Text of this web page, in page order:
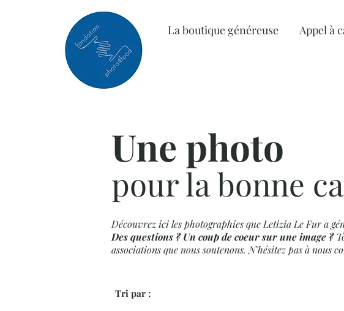
La boutique généreuse Appel à
Une photo
pour la bonne
Découvrez ici les photographies que Letizia Le Fur a
Des questions ? Un coup de coeur sur une image ?
associations que nous soutenons. N'hésitez pas à nous
Tri par :